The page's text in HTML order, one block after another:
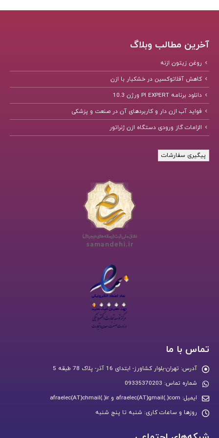
آخرین مطالب وبلاگ
روغن زیتون ازنه
کاهش آفلاتوکسین در خشکبار با ازن
دانلود برنامه PI EXPERT ورژن 10.3
فواید آب ازن دار و کاربردهای آن در صنعت و پزشکی
الزامات گاز ورودی دستگاه ازن ژنراتور
پیگیری سفارشات
تماس با ما
آدرس: تهران-بلوار کشاورز- ابتدای 16 آذر- پلاک 78 طبقه 5
شماره تماس: 09335370203
ایمیل: afraelec(AT)gmail(.)com و afraelec(AT)chmail(.)ir
روزها و ساعات کاری: شنبه تا پنج شنبه